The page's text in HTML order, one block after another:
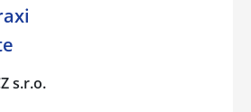
s.r.o.